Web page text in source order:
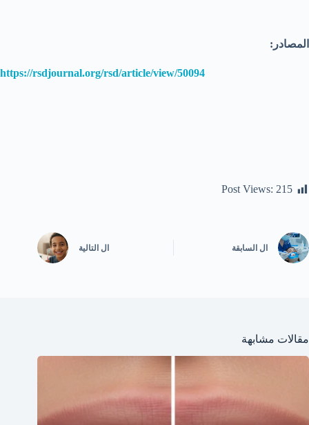
المصادر:
https://rsdjournal.org/rsd/article/view/50094
Post Views: 215
ال السابقة ال التالية
مقالات مشابهة